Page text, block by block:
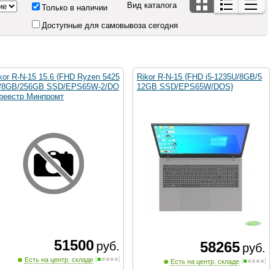
Только в наличии
Доступные для самовывоза сегодня
Вид каталога
R-N-15 15.6 {FHD Ryzen 5425
8GB/256GB SSD/EPS65W-2/DO
Минпромт
51500 руб.
Есть на центр. складе
Rikor R-N-15 {FHD i5-1235U/8GB/5
12GB SSD/EPS65W/DOS}
58265 руб.
Есть на центр. складе